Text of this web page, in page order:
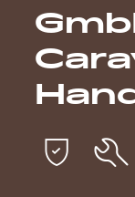
Finn
Finn